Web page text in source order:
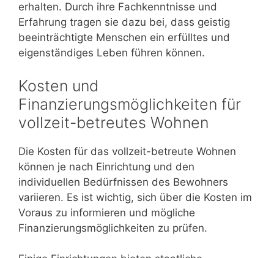
erhalten. Durch ihre Fachkenntnisse und
Erfahrung tragen sie dazu bei, dass geistig
beeinträchtigte Menschen ein erfülltes und
eigenständiges Leben führen können.
Kosten und
Finanzierungsmöglichkeiten für
vollzeit-betreutes Wohnen
Die Kosten für das vollzeit-betreute Wohnen
können je nach Einrichtung und den
individuellen Bedürfnissen des Bewohners
variieren. Es ist wichtig, sich über die Kosten im
Voraus zu informieren und mögliche
Finanzierungsmöglichkeiten zu prüfen.